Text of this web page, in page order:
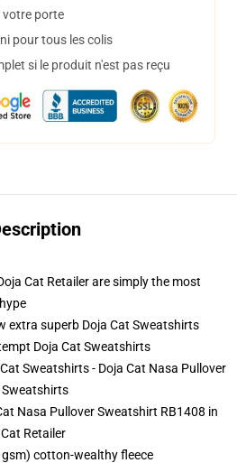
votre porte
pour tous les colis
si le produit n'est pas reçu
Cat Retailer are simply the most
extra superb Doja Cat Sweatshirts
Doja Cat Sweatshirts
Sweatshirts - Doja Cat Nasa Pullover
Sweatshirts
Nasa Pullover Sweatshirt RB1408 in
Retailer
cotton-wealthy fleece